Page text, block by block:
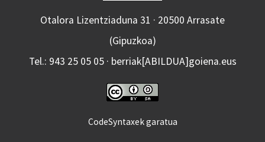
Otalora Lizentziaduna 31 · 20500 Arrasate
(Gipuzkoa)
Tel.: 943 25 05 05 · berriak[ABILDUA]goiena.eus
CodeSyntaxek garatua